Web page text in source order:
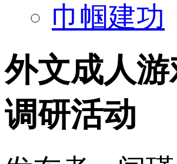
巾帼建功
外文成人
调研活动